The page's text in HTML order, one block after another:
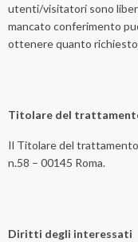
utenti/visitatori sono
mancato conferimento
ottenere quanto
Titolare del
Il Titolare del
n.58 – 00145 Roma.
Diritti degli interessati